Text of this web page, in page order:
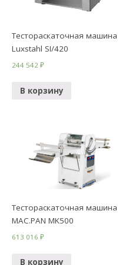
Тестораскаточная машина
Luxstahl SI/420
244 542₽
В корзину
Тестораскаточная машина
MAC.PAN MK500
613 016₽
В корзину